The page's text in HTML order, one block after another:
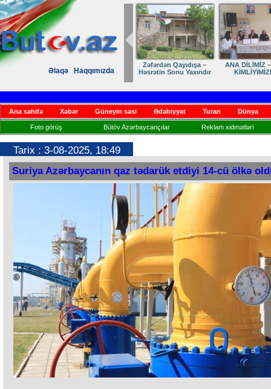
Əlaqə Haqqımızda
Dostumuza sürpriz
yubiley təbriki
Elmanın öz
Ana səhifə Xəbər Güneyin səsi Ədəbiyyat Turan Dünya
Foto görüş Bütöv Azərbaycançılar Reklam xidmətləri
Tarix : 3-08-2025, 18:49
Suriya Azərbaycanın qaz tədarük etdiyi 14-cü ölkə